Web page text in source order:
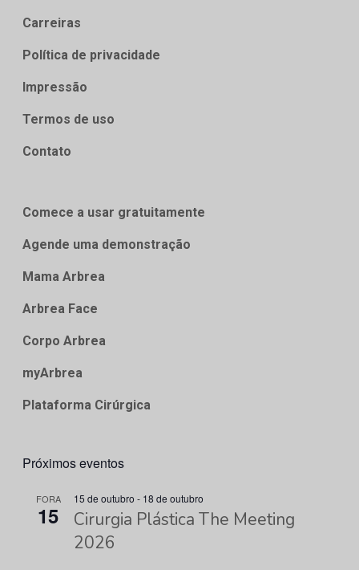
Carreiras
Política de privacidade
Impressão
Termos de uso
Contato
Comece a usar gratuitamente
Agende uma demonstração
Mama Arbrea
Arbrea Face
Corpo Arbrea
myArbrea
Plataforma Cirúrgica
Próximos eventos
FORA
15
15 de outubro - 18 de outubro
Cirurgia Plástica The Meeting
2026